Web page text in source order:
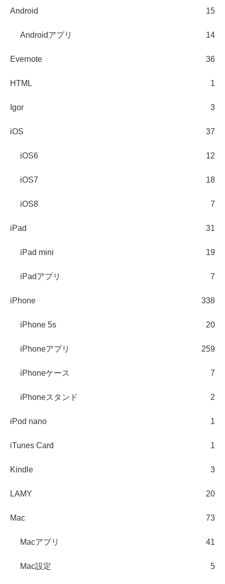
Android 15
Androidアプリ 14
Evernote 36
HTML 1
Igor 3
iOS 37
iOS6 12
iOS7 18
iOS8 7
iPad 31
iPad mini 19
iPadアプリ 7
iPhone 338
iPhone 5s 20
iPhoneアプリ 259
iPhoneケース 7
iPhoneスタンド 2
iPod nano 1
iTunes Card 1
Kindle 3
LAMY 20
Mac 73
Macアプリ 41
Mac設定 5